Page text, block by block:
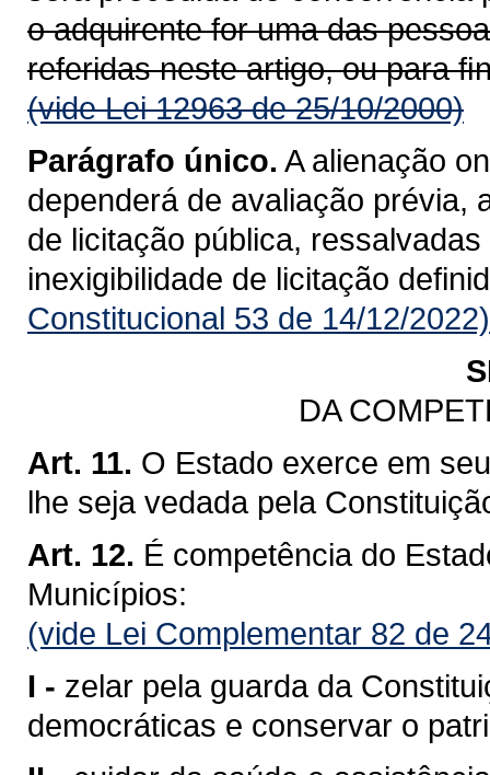
o adquirente for uma das
referidas neste artigo, ou para
(vide Lei 12963 de 25/10/2000)
Parágrafo único. A alienação
dependerá de avaliação prévia,
de licitação pública,
inexigibilidade de licitação
Constitucional 53 de 14/12/2022)
DA
Art. 11. O Estado exerce em
lhe seja vedada pela
Art. 12. É competência do
Municípios:
(vide Lei Complementar 82 de
I - zelar pela guarda da
democráticas e conservar o